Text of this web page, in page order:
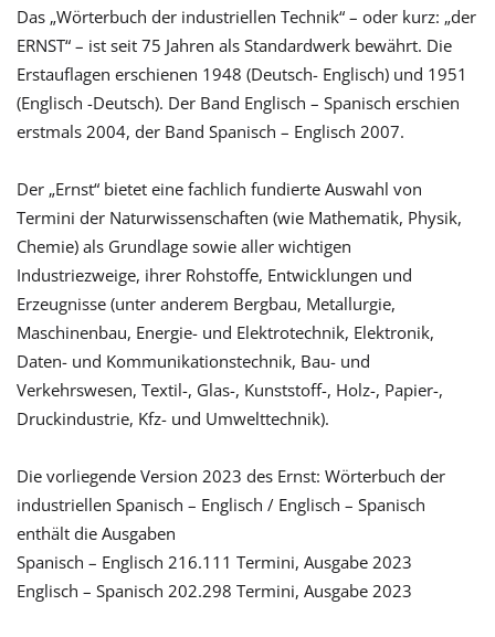
Das „Wörterbuch der industriellen Technik“ – oder kurz: „der
ERNST“ – ist seit 75 Jahren als Standardwerk bewährt. Die
Erstauflagen erschienen 1948 (Deutsch- Englisch) und 1951
(Englisch -Deutsch). Der Band Englisch – Spanisch erschien
erstmals 2004, der Band Spanisch – Englisch 2007.
Der „Ernst“ bietet eine fachlich fundierte Auswahl von
Termini der Naturwissenschaften (wie Mathematik, Physik,
Chemie) als Grundlage sowie aller wichtigen
Industriezweige, ihrer Rohstoffe, Entwicklungen und
Erzeugnisse (unter anderem Bergbau, Metallurgie,
Maschinenbau, Energie- und Elektrotechnik, Elektronik,
Daten- und Kommunikationstechnik, Bau- und
Verkehrswesen, Textil-, Glas-, Kunststoff-, Holz-, Papier-,
Druckindustrie, Kfz- und Umwelttechnik).
Die vorliegende Version 2023 des Ernst: Wörterbuch der
industriellen Spanisch – Englisch / Englisch – Spanisch
enthält die Ausgaben
Spanisch – Englisch 216.111 Termini, Ausgabe 2023
Englisch – Spanisch 202.298 Termini, Ausgabe 2023